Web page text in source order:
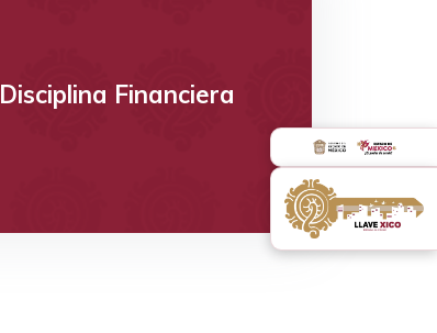
Disciplina Financiera
Da clic